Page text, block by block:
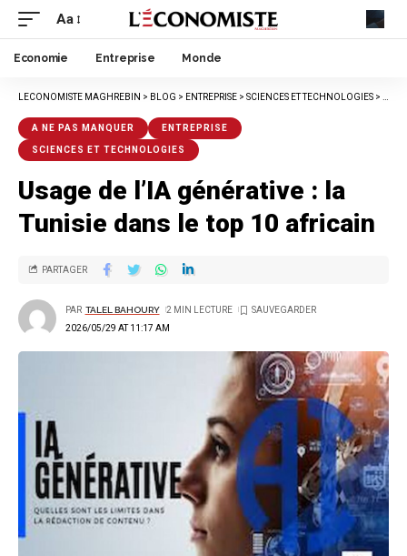
Aa
Economie Entreprise Monde
LECONOMISTE MAGHREBIN > BLOG > ENTREPRISE > SCIENCES ET TECHNOLOGIES >
A NE PAS MANQUER ENTREPRISE
SCIENCES ET TECHNOLOGIES
Usage de l’IA générative : la
Tunisie dans le top 10 africain
2026/05/29 AT 11:17 AM
PAR TALEL BAHOURY 2 MIN LECTURE
PARTAGER